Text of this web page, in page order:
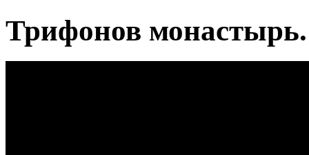
Трифонов монастырь.